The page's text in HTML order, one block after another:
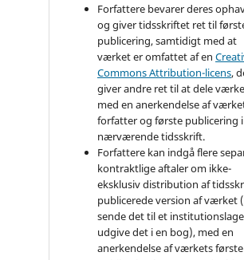
Forfattere bevarer deres
og giver tidsskriftet ret til
publicering, samtidigt med at
værket er omfattet af en
Commons Attribution-licens,
giver andre ret til at dele
med en anerkendelse af
forfatter og første publicering i
nærværende tidsskrift.
Forfattere kan indgå flere
kontraktlige aftaler om ikke-
eksklusiv distribution af
publicerede version af værket
sende det til et
udgive det i en bog), med en
anerkendelse af værkets første